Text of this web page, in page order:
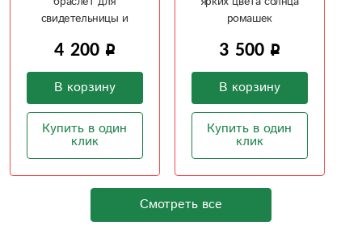
ромашек
3 500
В корзину
Купить в один
клик
3 800
В корзину
Купить в один
клик
Смотреть все